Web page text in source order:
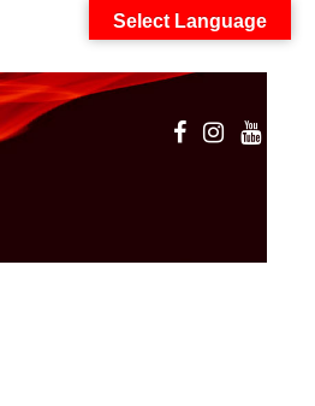
Select Language